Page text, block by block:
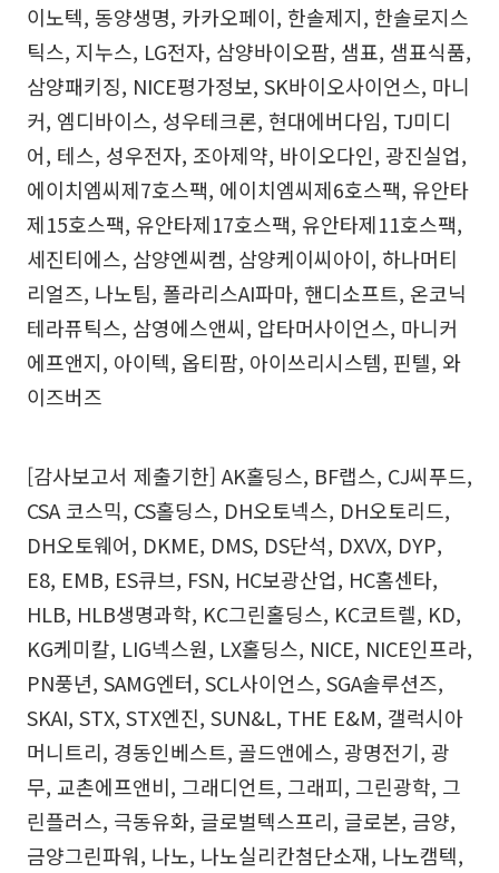
이노텍, 동양생명, 카카오페이, 한솔제지, 한솔로지스
틱스, 지누스, LG전자, 삼양바이오팜, 샘표, 샘표식품,
삼양패키징, NICE평가정보, SK바이오사이언스, 마니
커, 엠디바이스, 성우테크론, 현대에버다임, TJ미디
어, 테스, 성우전자, 조아제약, 바이오다인, 광진실업,
에이치엠씨제7호스팩, 에이치엠씨제6호스팩, 유안타
제15호스팩, 유안타제17호스팩, 유안타제11호스팩,
세진티에스, 삼양엔씨켐, 삼양케이씨아이, 하나머티
리얼즈, 나노팀, 폴라리스AI파마, 핸디소프트, 온코닉
테라퓨틱스, 삼영에스앤씨, 압타머사이언스, 마니커
에프앤지, 아이텍, 옵티팜, 아이쓰리시스템, 핀텔, 와
이즈버즈
[감사보고서 제출기한] AK홀딩스, BF랩스, CJ씨푸드,
CSA 코스믹, CS홀딩스, DH오토넥스, DH오토리드,
DH오토웨어, DKME, DMS, DS단석, DXVX, DYP,
E8, EMB, ES큐브, FSN, HC보광산업, HC홈센타,
HLB, HLB생명과학, KC그린홀딩스, KC코트렐, KD,
KG케미칼, LIG넥스원, LX홀딩스, NICE, NICE인프라,
PN풍년, SAMG엔터, SCL사이언스, SGA솔루션즈,
SKAI, STX, STX엔진, SUN&L, THE E&M, 갤럭시아
머니트리, 경동인베스트, 골드앤에스, 광명전기, 광
무, 교촌에프앤비, 그래디언트, 그래피, 그린광학, 그
린플러스, 극동유화, 글로벌텍스프리, 글로본, 금양,
금양그린파워, 나노, 나노실리칸첨단소재, 나노캠텍,